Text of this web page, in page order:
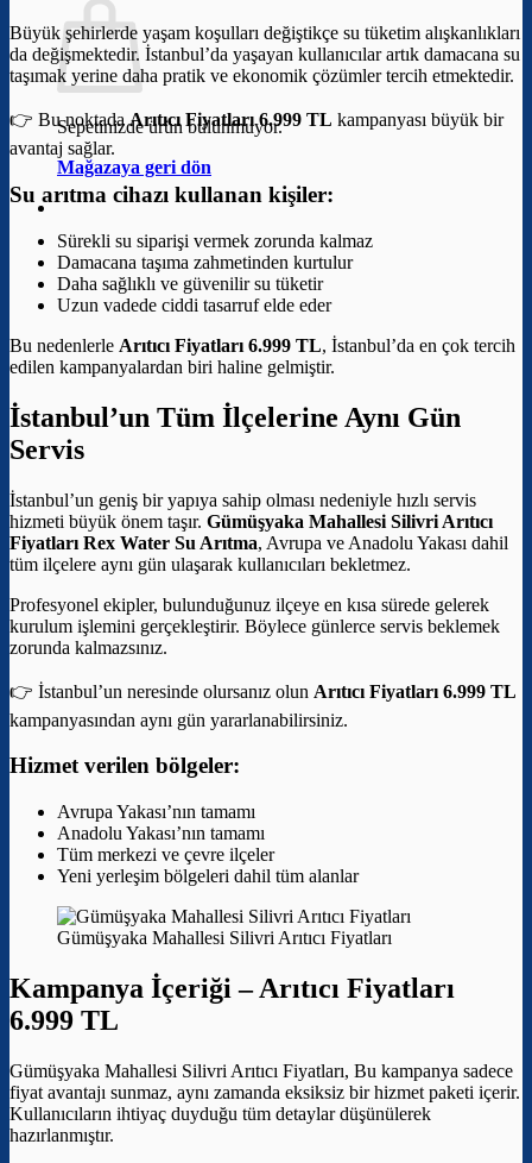
Sepetinizde ürün bulunmuyor.
Mağazaya geri dön
Büyük şehirlerde yaşam koşulları değiştikçe su tüketim alışkanlıkları
da değişmektedir. İstanbul’da yaşayan kullanıcılar artık damacana su
taşımak yerine daha pratik ve ekonomik çözümler tercih etmektedir.
👉 Bu noktadaArıtıcı Fiyatları 6.999 TL kampanyası büyük bir
avantaj sağlar.
Su arıtma cihazı kullanan kişiler:
Sürekli su siparişi vermek zorunda kalmaz
Damacana taşıma zahmetinden kurtulur
Daha sağlıklı ve güvenilir su tüketir
Uzun vadede ciddi tasarruf elde eder
Bu nedenlerle Arıtıcı Fiyatları 6.999 TL, İstanbul’da en çok tercih
edilen kampanyalardan biri haline gelmiştir.
İstanbul’un Tüm İlçelerine Aynı Gün
Servis
İstanbul’un geniş bir yapıya sahip olması nedeniyle hızlı servis
hizmeti büyük önem taşır. Gümüşyaka Mahallesi Silivri Arıtıcı
Fiyatları Rex Water Su Arıtma, Avrupa ve Anadolu Yakası dahil
tüm ilçelere aynı gün ulaşarak kullanıcıları bekletmez.
Profesyonel ekipler, bulunduğunuz ilçeye en kısa sürede gelerek
kurulum işlemini gerçekleştirir. Böylece günlerce servis beklemek
zorunda kalmazsınız.
👉 İstanbul’un neresinde olursanız olun Arıtıcı Fiyatları 6.999 TL
kampanyasından aynı gün yararlanabilirsiniz.
Hizmet verilen bölgeler:
Avrupa Yakası’nın tamamı
Anadolu Yakası’nın tamamı
Tüm merkezi ve çevre ilçeler
Yeni yerleşim bölgeleri dahil tüm alanlar
Gümüşyaka Mahallesi Silivri Arıtıcı Fiyatları
Kampanya İçeriği –Arıtıcı Fiyatları
6.999 TL
Gümüşyaka Mahallesi Silivri Arıtıcı Fiyatları, Bu kampanya sadece
fiyat avantajı sunmaz, aynı zamanda eksiksiz bir hizmet paketi içerir.
Kullanıcıların ihtiyaç duyduğu tüm detaylar düşünülerek
hazırlanmıştır.